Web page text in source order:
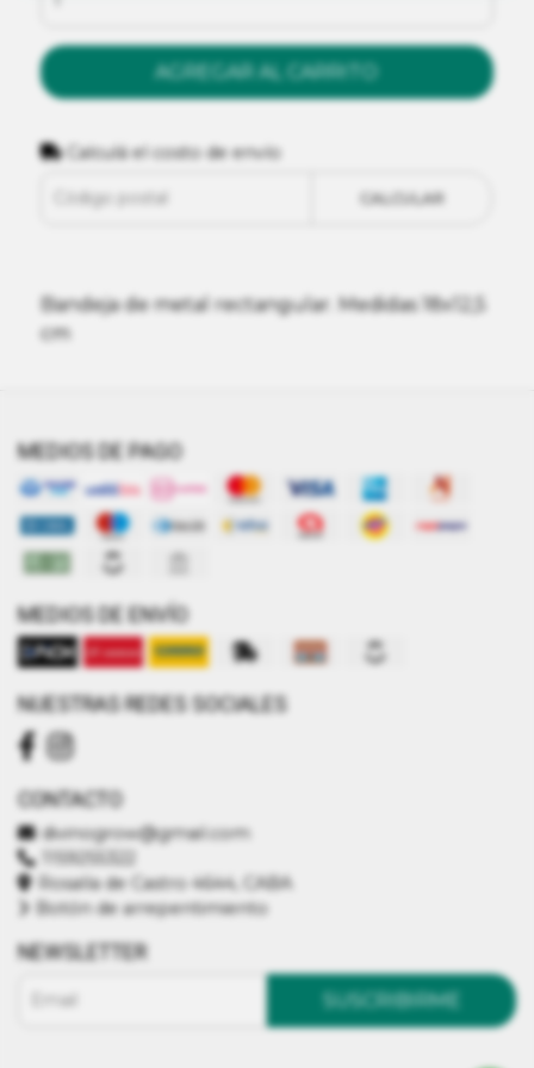
AGREGAR AL CARRITO
Calculá el costo de envío
CALCULAR
Bandeja de metal rectangular. Medidas 18x12,5
cm
MEDIOS DE PAGO
MEDIOS DE ENVÍO
NUESTRAS REDES SOCIALES
CONTACTO
divinogrow@gmail.com
1159255322
Rosalía de Castro 4644, CABA
Botón de arrepentimiento
NEWSLETTER
SUSCRIBIRME